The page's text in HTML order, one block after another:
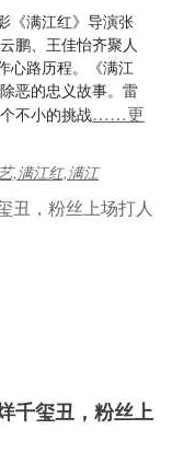
《满江红》导演张
鹏、王佳怡齐聚人
心路历程。《满江
恶的忠义故事。雷
不小的挑战……更
,满江红,满江
千玺丑，粉丝上